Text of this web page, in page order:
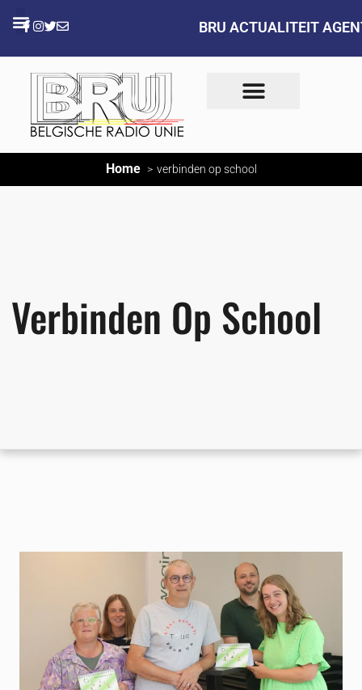
BRU ACTUALITEIT
Home verbinden op school
Verbinden Op School